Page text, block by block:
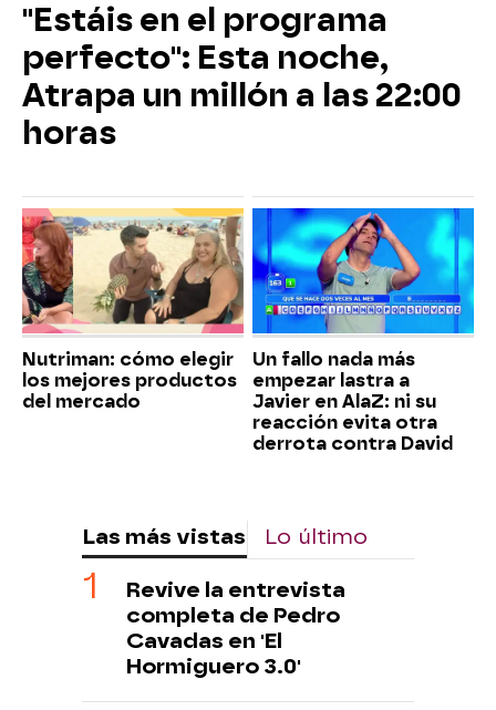
"Estáis en el programa
perfecto": Esta noche,
Atrapa un millón a las 22:00
horas
Nutriman: cómo elegir
los mejores productos
del mercado
Un fallo nada más
empezar lastra a
Javier en AlaZ: ni su
reacción evita otra
derrota contra David
Las más vistas Lo último
Revive la entrevista
completa de Pedro
Cavadas en 'El
Hormiguero 3.0'